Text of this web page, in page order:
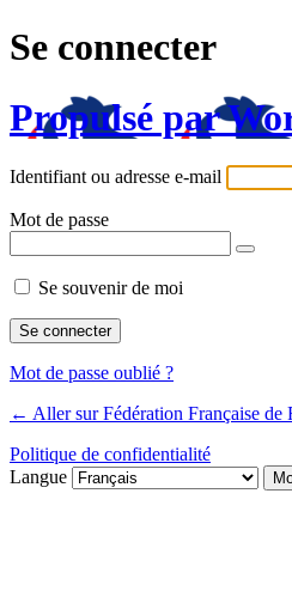
Se connecter
Propulsé par
Identifiant ou adresse e-mail
Mot de passe
Se souvenir de moi
Mot de passe oublié ?
← Aller sur Fédération Française
Politique de confidentialité
Langue